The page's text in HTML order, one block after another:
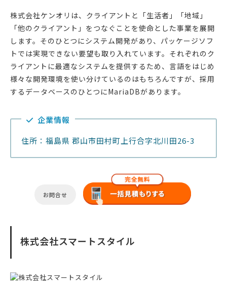
株式会社ケンオリは、クライアントと「生活者」「地域」
「他のクライアント」をつなぐことを使命とした事業を展開
します。そのひとつにシステム開発があり、パッケージソフ
トでは実現できない要望も取り入れています。それぞれのク
ライアントに最適なシステムを提供するため、言語をはじめ
様々な開発環境を使い分けているのはもちろんですが、採用
するデータベースのひとつにMariaDBがあります。
企業情報
住所：福島県 郡山市田村町上行合字北川田26-3
お問合せ
株式会社スマートスタイル